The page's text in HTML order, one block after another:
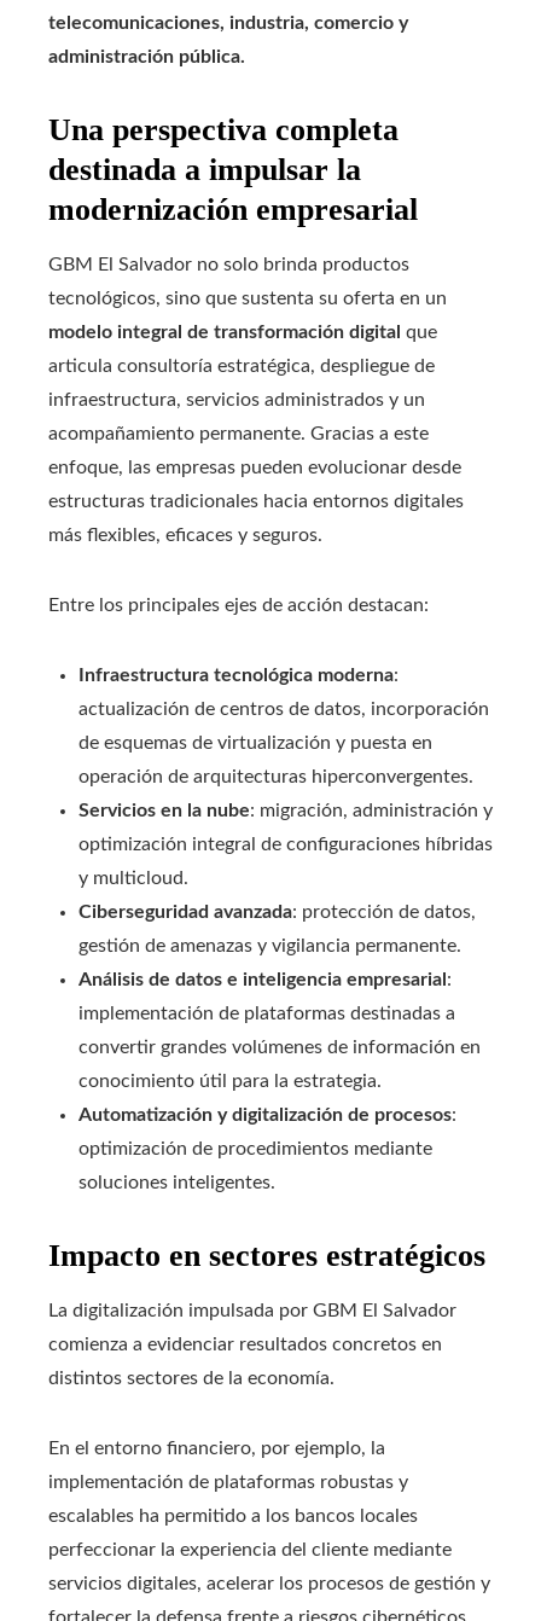
telecomunicaciones, industria, comercio y
administración pública.
Una perspectiva completa
destinada a impulsar la
modernización empresarial
GBM El Salvador no solo brinda productos
tecnológicos, sino que sustenta su oferta en un
modelo integral de transformación digital que
articula consultoría estratégica, despliegue de
infraestructura, servicios administrados y un
acompañamiento permanente. Gracias a este
enfoque, las empresas pueden evolucionar desde
estructuras tradicionales hacia entornos digitales
más flexibles, eficaces y seguros.
Entre los principales ejes de acción destacan:
Infraestructura tecnológica moderna:
actualización de centros de datos, incorporación
de esquemas de virtualización y puesta en
operación de arquitecturas hiperconvergentes.
Servicios en la nube: migración, administración y
optimización integral de configuraciones híbridas
y multicloud.
Ciberseguridad avanzada: protección de datos,
gestión de amenazas y vigilancia permanente.
Análisis de datos e inteligencia empresarial :
implementación de plataformas destinadas a
convertir grandes volúmenes de información en
conocimiento útil para la estrategia.
Automatización y digitalización de procesos:
optimización de procedimientos mediante
soluciones inteligentes.
Impacto en sectores estratégicos
La digitalización impulsada por GBM El Salvador
comienza a evidenciar resultados concretos en
distintos sectores de la economía.
En el entorno financiero, por ejemplo, la
implementación de plataformas robustas y
escalables ha permitido a los bancos locales
perfeccionar la experiencia del cliente mediante
servicios digitales, acelerar los procesos de gestión y
fortalecer la defensa frente a riesgos cibernéticos.